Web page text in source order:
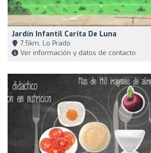
Jardín Infantil Carita De Luna
7,5km, Lo Prado
Ver información y datos de contacto